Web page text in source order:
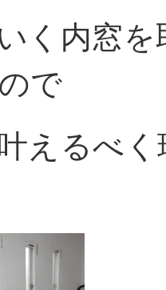
く内窓
で
えるべ